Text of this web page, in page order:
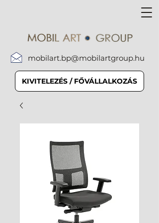
mobilart.bp@mobilartgroup.hu
KIVITELEZÉS / FŐVÁLLALKOZÁS